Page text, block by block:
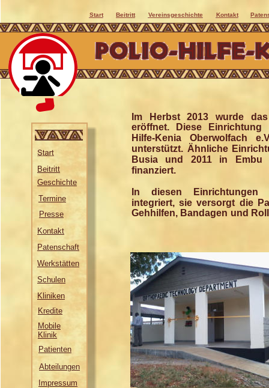
Start Beitritt Vereinsgeschichte Kontakt
Beitritt
Geschichte
Kontakt
Patenschaft
Werkstätten
Schulen
Kliniken
Kredite
Impressum
Termine
Presse
Im Herbst 2013 wurde
eröffnet. Diese
Hilfe-Kenia Oberwolfach
unterstützt. Ähnliche
Busia und 2011 in Embu
finanziert.
In diesen Einrichtungen
integriert, sie versorgt die
Gehhilfen, Bandagen und
Mobile
Klinik
Patienten
Abteilungen